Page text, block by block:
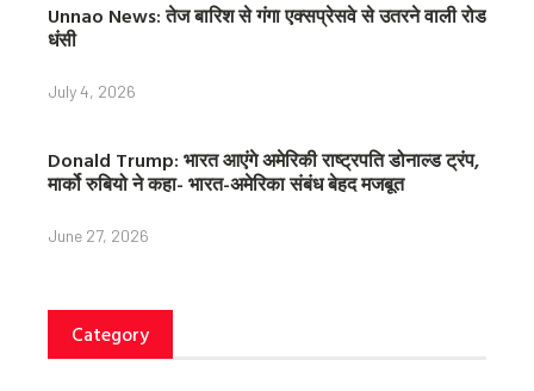
Unnao News: तेज बारिश से गंगा एक्सप्रेसवे से उतरने वाली रोड
धंसी
July 4, 2026
Donald Trump: भारत आएंगे अमेरिकी राष्ट्रपति डोनाल्ड ट्रंप,
मार्को रुबियो ने कहा- भारत-अमेरिका संबंध बेहद मजबूत
June 27, 2026
Category